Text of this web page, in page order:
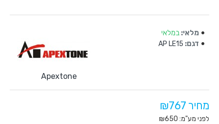
מלאי: במלאי
דגם: AP LE15
Apextone
מחיר ₪767
לפני מע"מ: ₪650